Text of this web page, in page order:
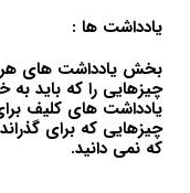
یادداشت ها :
بخش یادداشت های
چیزهایی را که باید به
یادداشت های کلیف
چیزهایی که برای
که نمی دانید.